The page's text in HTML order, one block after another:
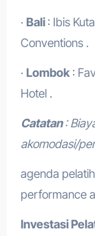
· Bali : Ibis
Conventions .
· Lombok:
Hotel .
Catatan:
akomodasi/
agenda
performance
Investasi